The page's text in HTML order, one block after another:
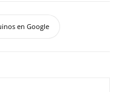
en Google